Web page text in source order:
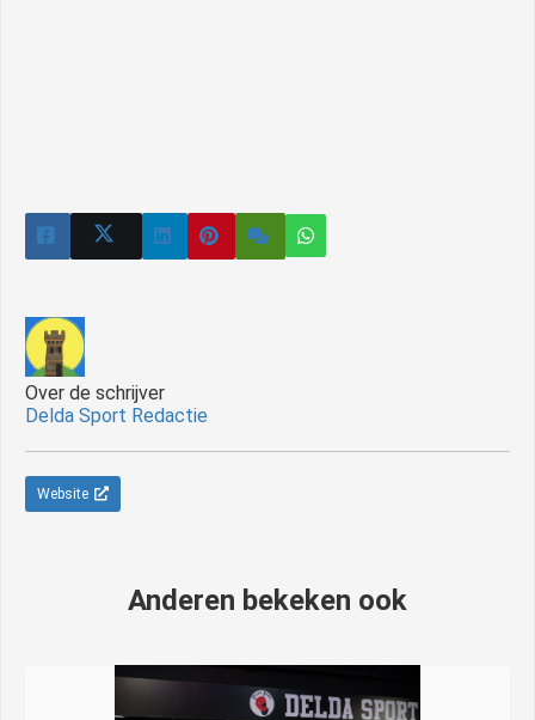
Over de schrijver
Delda Sport Redactie
Website
Anderen bekeken ook